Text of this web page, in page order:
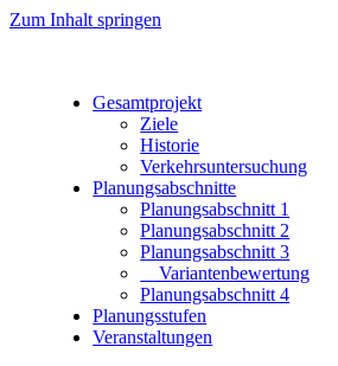
Zum Inhalt springen
Gesamtprojekt
Ziele
Historie
Verkehrsuntersuchung
Planungsabschnitte
Planungsabschnitt 1
Planungsabschnitt 2
Planungsabschnitt 3
Variantenbewertung
Planungsabschnitt 4
Planungsstufen
Veranstaltungen